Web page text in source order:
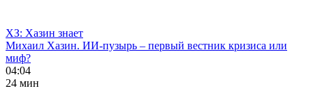
ХЗ: Хазин знает
Михаил Хазин. ИИ-пузырь – первый вестник кризиса или
миф?
04:04
24 мин